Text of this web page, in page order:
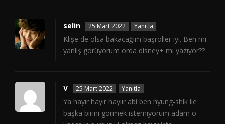
selin 25 Mart 2022 Yanıtla
Klişe de olsa bakacağım başroller iyi. Ben mi
yanlış görüyorum orda disney+ mı yazıyor??
V 25 Mart 2022 Yanıtla
Ya hayır hayır hayıır abi ben hyung-shik ile
başka birini görmek istemiyorum adam o